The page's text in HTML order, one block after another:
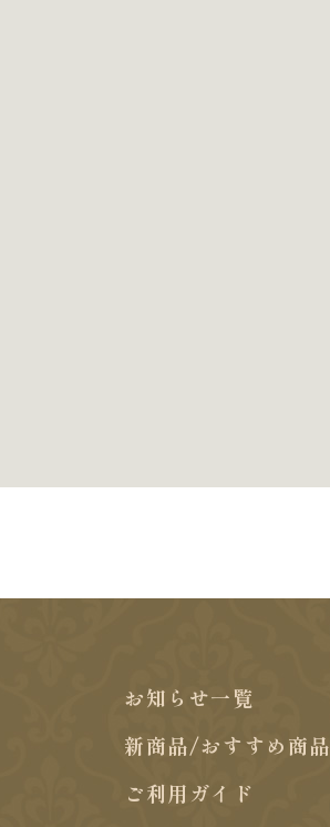
お知らせ一覧
新商品/おすすめ商品
ご利用ガイド